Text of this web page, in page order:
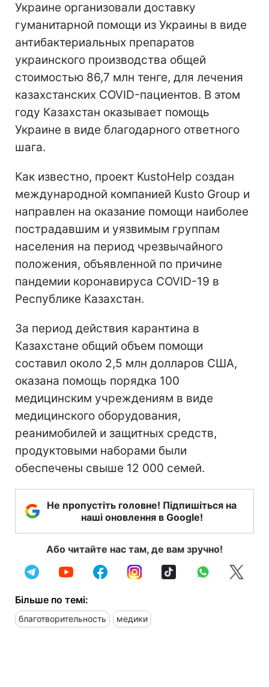
Украине организовали доставку
гуманитарной помощи из Украины в виде
антибактериальных препаратов
украинского производства общей
стоимостью 86,7 млн тенге, для лечения
казахстанских COVID-пациентов. В этом
году Казахстан оказывает помощь
Украине в виде благодарного ответного
шага.
Как известно, проект KustoHelp создан
международной компанией Kusto Group и
направлен на оказание помощи наиболее
пострадавшим и уязвимым группам
населения на период чрезвычайного
положения, объявленной по причине
пандемии коронавируса COVID-19 в
Республике Казахстан.
За период действия карантина в
Казахстане общий объем помощи
составил около 2,5 млн долларов США,
оказана помощь порядка 100
медицинским учреждениям в виде
медицинского оборудования,
реанимобилей и защитных средств,
продуктовыми наборами были
обеспечены свыше 12 000 семей.
Не пропустіть головне! Підпишіться на
наші оновлення в Google!
Або читайте нас там, де вам зручно!
Більше по темі:
благотворительность медики